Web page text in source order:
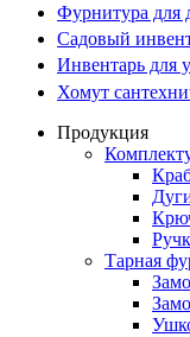
Фурнитура для
Садовый
Инвентарь для
Хомут
Продукция
Тарная